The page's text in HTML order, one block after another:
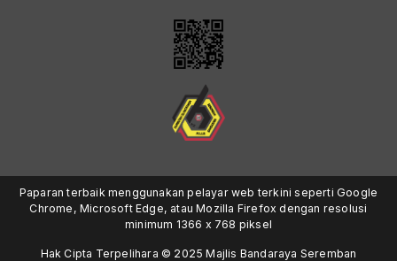
Paparan terbaik menggunakan pelayar web terkini seperti Google
Chrome, Microsoft Edge, atau Mozilla Firefox dengan resolusi
minimum 1366 x 768 piksel
Hak Cipta Terpelihara © 2025 Majlis Bandaraya Seremban